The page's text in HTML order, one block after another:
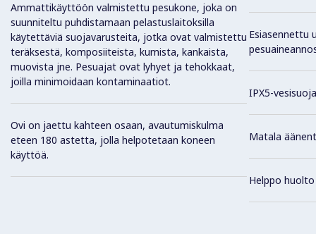
Ammattikäyttöön valmistettu pesukone, joka on
suunniteltu puhdistamaan pelastuslaitoksilla
käytettäviä suojavarusteita, jotka ovat valmistettu
teräksestä, komposiiteista, kumista, kankaista,
muovista jne. Pesuajat ovat lyhyet ja tehokkaat,
joilla minimoidaan kontaminaatiot.
Ovi on jaettu kahteen osaan, avautumiskulma
eteen 180 astetta, jolla helpotetaan koneen
käyttöä.
Esiasennettu
IPX5-
Matala
Helppo